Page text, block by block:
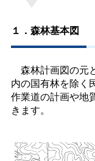
１．森林基本図
森林計画図の元
内の国有林を除く
作業道の計画や地
きます。